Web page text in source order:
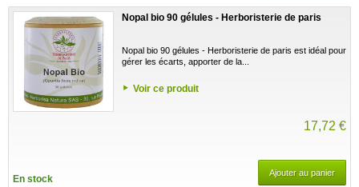
Nopal bio 90 gélules - Herboristerie de paris
Nopal bio 90 gélules - Herboristerie de paris est idéal pour
gérer les écarts, apporter de la...
Voir ce produit
17,72 €
En stock
Ajouter au panier